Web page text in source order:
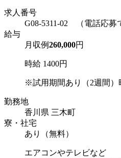
求人番号
G08-5311-02 （電話応募
給与
月収例260,000円
時給 1400円
※試用期間あり（2週間）
勤務地
香川県 三木町
寮・社宅
あり（無料）
エアコンやテレビなど